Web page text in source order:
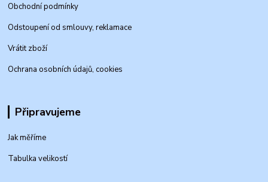
Obchodní podmínky
Odstoupení od smlouvy, reklamace
Vrátit zboží
Ochrana osobních údajů, cookies
Připravujeme
Jak měříme
Tabulka velikostí